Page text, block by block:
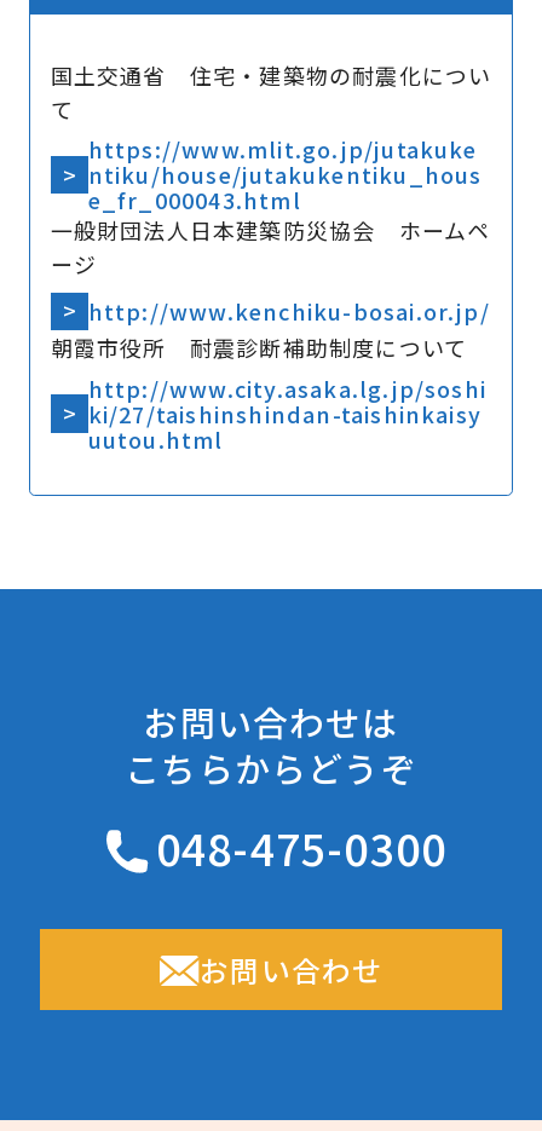
国土交通省 住宅・建築物の耐震化につい
て
https://www.mlit.go.jp/jutakuke
ntiku/house/jutakukentiku_hous
e_fr_000043.html
一般財団法人日本建築防災協会 ホームペ
ージ
http://www.kenchiku-bosai.or.jp/
朝霞市役所 耐震診断補助制度について
http://www.city.asaka.lg.jp/soshi
ki/27/taishinshindan-taishinkaisy
uutou.html
お問い合わせは
こちらからどうぞ
048-475-0300
お問い合わせ